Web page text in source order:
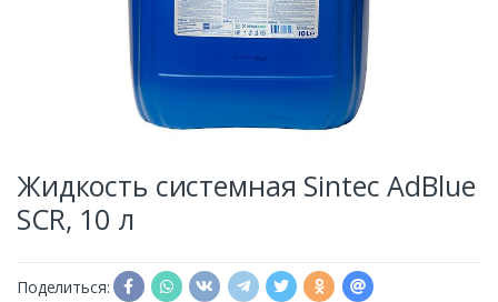
Жидкость системная Sintec AdBlue
SCR, 10 л
Поделиться: